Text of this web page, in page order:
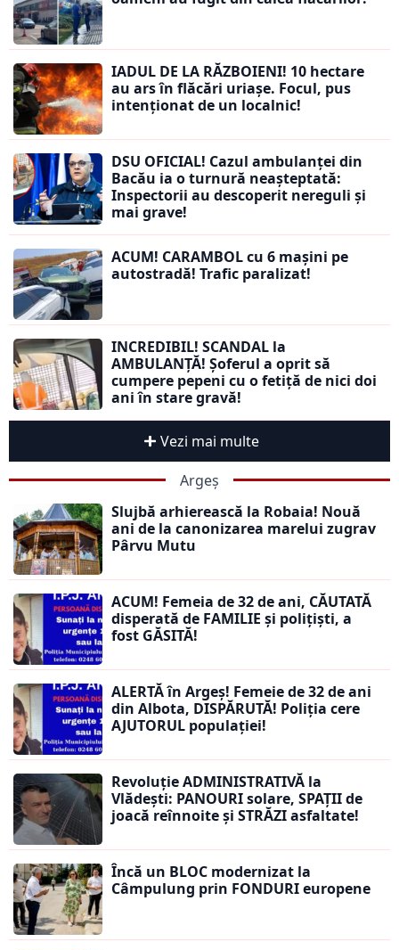
IADUL DE LA RĂZBOIENI! 10 hectare
au ars în flăcări uriașe. Focul, pus
intenționat de un localnic!
DSU OFICIAL! Cazul ambulanței din
Bacău ia o turnură neașteptată:
Inspectorii au descoperit nereguli și
mai grave!
ACUM! CARAMBOL cu 6 mașini pe
autostradă! Trafic paralizat!
INCREDIBIL! SCANDAL la
AMBULANȚĂ! Șoferul a oprit să
cumpere pepeni cu o fetiță de nici doi
ani în stare gravă!
Vezi mai multe
Argeș
Slujbă arhierească la Robaia! Nouă
ani de la canonizarea marelui zugrav
Pârvu Mutu
ACUM! Femeia de 32 de ani, CĂUTATĂ
disperată de FAMILIE și polițiști, a
fost GĂSITĂ!
ALERTĂ în Argeș! Femeie de 32 de ani
din Albota, DISPĂRUTĂ! Poliția cere
AJUTORUL populației!
Revoluție ADMINISTRATIVĂ la
Vlădești: PANOURI solare, SPAȚII de
joacă reînnoite și STRĂZI asfaltate!
Încă un BLOC modernizat la
Câmpulung prin FONDURI europene